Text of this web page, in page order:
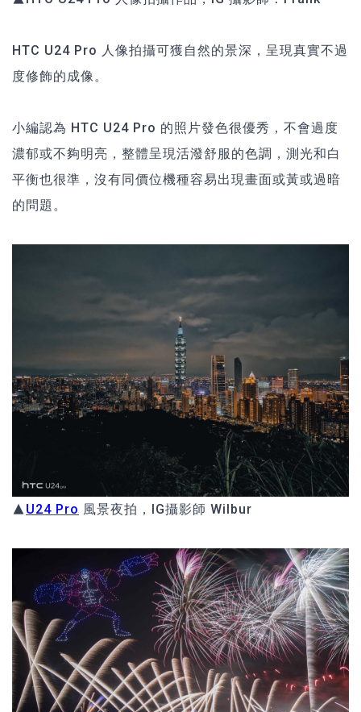
HTC U24 Pro 人像拍攝可獲自然的景深，呈現真實不過
度修飾的成像。
小編認為 HTC U24 Pro 的照片發色很優秀，不會過度
濃郁或不夠明亮，整體呈現活潑舒服的色調，測光和白
平衡也很準，沒有同價位機種容易出現畫面或黃或過暗
的問題。
▲ U24 Pro 風景夜拍，IG攝影師 Wilbur